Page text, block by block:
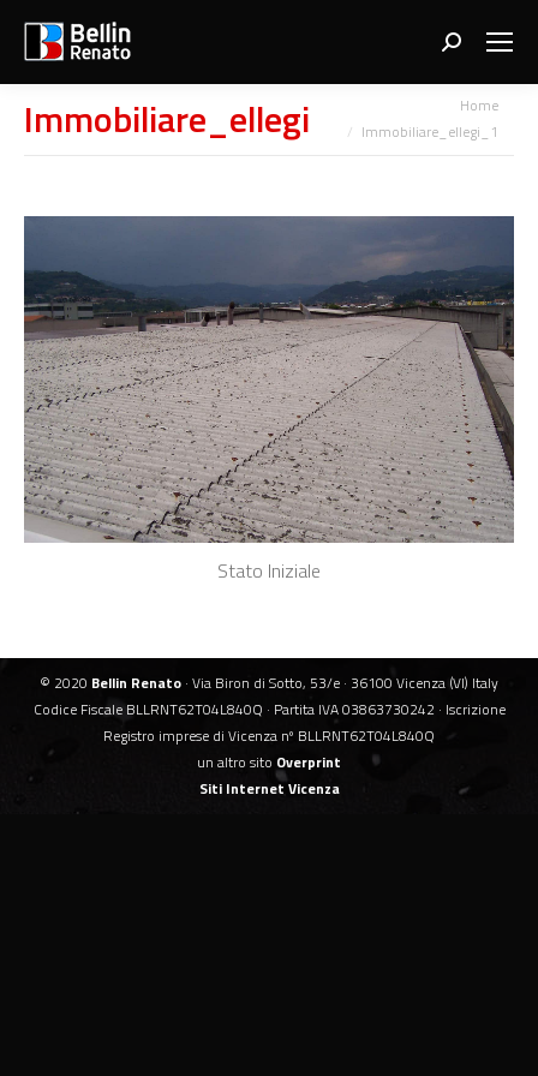
Search:
Immobiliare_ellegi_1
Home
Immobiliare_ellegi_1
Stato Iniziale
© 2020 Bellin Renato · Via Biron di Sotto, 53/e · 36100 Vicenza (VI) Italy
Codice Fiscale BLLRNT62T04L840Q · Partita IVA 03863730242 · Iscrizione
Registro imprese di Vicenza nº BLLRNT62T04L840Q
un altro sito Overprint
Siti Internet Vicenza